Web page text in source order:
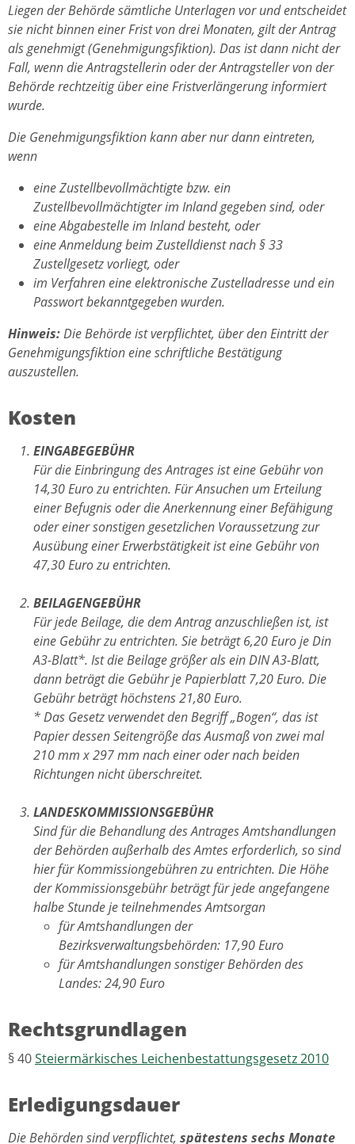
Liegen der Behörde sämtliche Unterlagen vor und entscheidet
sie nicht binnen einer Frist von drei Monaten, gilt der Antrag
als genehmigt (Genehmigungsfiktion). Das ist dann nicht der
Fall, wenn die Antragstellerin oder der Antragsteller von der
Behörde rechtzeitig über eine Fristverlängerung informiert
wurde.
Die Genehmigungsfiktion kann aber nur dann eintreten,
wenn
eine Zustellbevollmächtigte bzw. ein
Zustellbevollmächtigter im Inland gegeben sind, oder
eine Abgabestelle im Inland besteht, oder
eine Anmeldung beim Zustelldienst nach § 33
Zustellgesetz vorliegt, oder
im Verfahren eine elektronische Zustelladresse und ein
Passwort bekanntgegeben wurden.
Hinweis:Die Behörde ist verpflichtet, über den Eintritt der
Genehmigungsfiktion eine schriftliche Bestätigung
auszustellen.
Kosten
EINGABEGEBÜHR
Für die Einbringung des Antrages ist eine Gebühr von
14,30 Euro zu entrichten. Für Ansuchen um Erteilung
einer Befugnis oder die Anerkennung einer Befähigung
oder einer sonstigen gesetzlichen Voraussetzung zur
Ausübung einer Erwerbstätigkeit ist eine Gebühr von
47,30 Euro zu entrichten.
BEILAGENGEBÜHR
Für jede Beilage, die dem Antrag anzuschließen ist, ist
eine Gebühr zu entrichten. Sie beträgt 6,20 Euro je Din
A3-Blatt*. Ist die Beilage größer als ein DIN A3-Blatt,
dann beträgt die Gebühr je Papierblatt 7,20 Euro. Die
Gebühr beträgt höchstens 21,80 Euro.
* Das Gesetz verwendet den Begriff „Bogen“, das ist
Papier dessen Seitengröße das Ausmaß von zwei mal
210 mm x 297 mm nach einer oder nach beiden
Richtungen nicht überschreitet.
LANDESKOMMISSIONSGEBÜHR
Sind für die Behandlung des Antrages Amtshandlungen
der Behörden außerhalb des Amtes erforderlich, so sind
hier für Kommissiongebühren zu entrichten. Die Höhe
der Kommissionsgebühr beträgt für jede angefangene
halbe Stunde je teilnehmendes Amtsorgan
für Amtshandlungen der
Bezirksverwaltungsbehörden: 17,90 Euro
für Amtshandlungen sonstiger Behörden des
Landes: 24,90 Euro
Rechtsgrundlagen
§ 40Steiermärkisches Leichenbestattungsgesetz 2010
Erledigungsdauer
Die Behörden sind verpflichtet, spätestens sechs Monate